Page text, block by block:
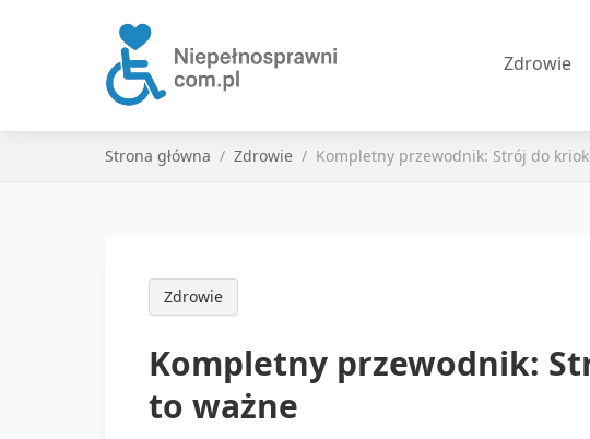
Zdrowie
Strona główna Zdrowie Kompletny przewodnik: Strój do
Zdrowie
Kompletny przewodnik:
to ważne